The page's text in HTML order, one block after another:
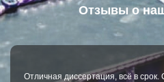
Отзывы о
Отличная диссертация, всё в